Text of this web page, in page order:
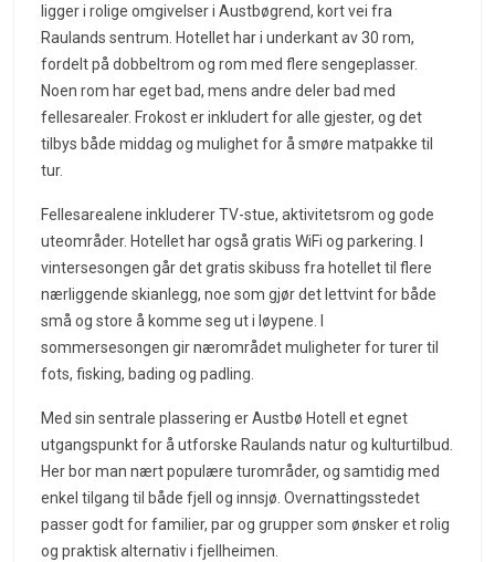
ligger i rolige omgivelser i Austbøgrend, kort vei fra
Raulands sentrum. Hotellet har i underkant av 30 rom,
fordelt på dobbeltrom og rom med flere sengeplasser.
Noen rom har eget bad, mens andre deler bad med
fellesarealer. Frokost er inkludert for alle gjester, og det
tilbys både middag og mulighet for å smøre matpakke til
tur.
Fellesarealene inkluderer TV-stue, aktivitetsrom og gode
uteområder. Hotellet har også gratis WiFi og parkering. I
vintersesongen går det gratis skibuss fra hotellet til flere
nærliggende skianlegg, noe som gjør det lettvint for både
små og store å komme seg ut i løypene. I
sommersesongen gir nærområdet muligheter for turer til
fots, fisking, bading og padling.
Med sin sentrale plassering er Austbø Hotell et egnet
utgangspunkt for å utforske Raulands natur og kulturtilbud.
Her bor man nært populære turområder, og samtidig med
enkel tilgang til både fjell og innsjø. Overnattingsstedet
passer godt for familier, par og grupper som ønsker et rolig
og praktisk alternativ i fjellheimen.